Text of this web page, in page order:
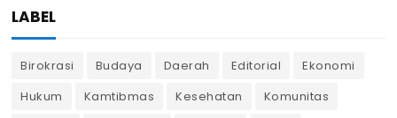
LABEL
Birokrasi Budaya Daerah Editorial
Ekonomi
Hukum
Kamtibmas Kesehatan
Komunitas